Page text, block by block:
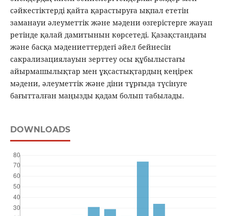
сәйкестіктерді қайта қарастыруға ықпал ететін
заманауи әлеуметтік және мәдени өзгерістерге жауап
ретінде қалай дамитынын көрсетеді. Қазақстандағы
және басқа мәдениеттердегі әйел бейнесін
сакрализациялауын зерттеу осы құбылыстағы
айырмашылықтар мен ұқсастықтардың кеңірек
мәдени, әлеуметтік және діни тұрғыда түсінуге
бағытталған маңызды қадам болып табылады.
DOWNLOADS